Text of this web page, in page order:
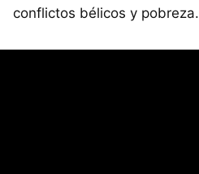
conflictos bélicos y pobreza.